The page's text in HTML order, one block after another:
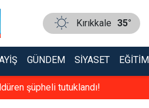
Kırıkkale 35°
GÜNDEM SIYASET EĞITIM
şüpheli tutuklandı!